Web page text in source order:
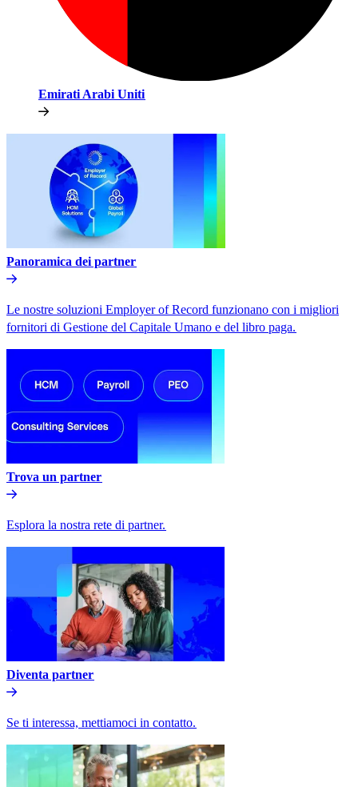
Emirati Arabi Uniti​​
Panoramica dei partner​​
Le nostre soluzioni Employer of Record funzionano con i migliori
fornitori di Gestione del Capitale Umano e del libro paga.​​
Trova un partner​​
Esplora la nostra rete di partner.​​
Diventa partner​​
Se ti interessa, mettiamoci in contatto.​​